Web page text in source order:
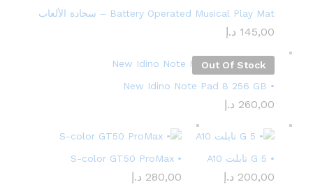
Battery Operated Musical Play Mat – سجادة الألعاب
145,00 د.إ
Out Of Stock
• New Idino Note Pad 8 256 GB
260,00 د.إ
• 5 G تابلت A10
200,00 د.إ
• S-color GT50 ProMax
280,00 د.إ